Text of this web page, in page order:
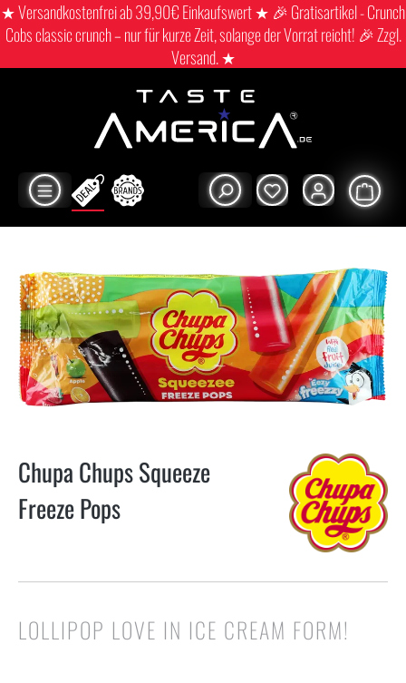
★ Versandkostenfrei ab 39,90€ Einkaufswert ★ 🎉 Gratisartikel - Crunch
Cobs classic crunch – nur für kurze Zeit, solange der Vorrat reicht! 🎉 Zzgl.
Versand. ★
Chupa Chups Squeeze
Freeze Pops
LOLLIPOP LOVE IN ICE CREAM FORM!